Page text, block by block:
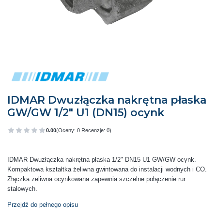
IDMAR Dwuzłączka nakrętna płaska
GW/GW 1/2" U1 (DN15) ocynk
0.00(Oceny: 0 Recenzje: 0)
Przejdź do sekcji Opinie
IDMAR Dwuzłączka nakrętna płaska 1/2" DN15 U1 GW/GW ocynk.
Kompaktowa kształtka żeliwna gwintowana do instalacji wodnych i CO.
Złączka żeliwna ocynkowana zapewnia szczelne połączenie rur
stalowych.
Przejdź do pełnego opisu